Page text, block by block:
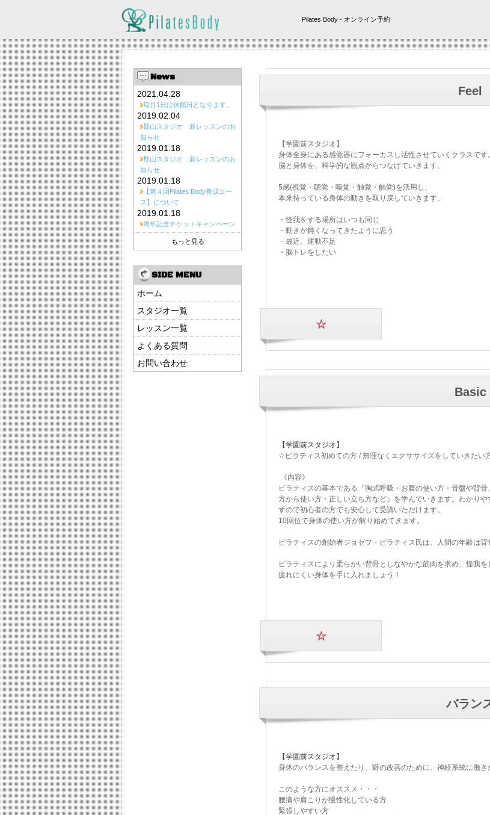
Pilates Body - オンライン予約
News
2021.04.28
毎月1日は休館日となります。
2019.02.04
郡山スタジオ 新レッスンのお
知らせ
2019.01.18
郡山スタジオ 新レッスンのお
知らせ
2019.01.18
【第４回Pilates Body養成コー
ス】について
2019.01.18
周年記念チケットキャンペーン
もっと見る
SIDE MENU
ホーム
スタジオ一覧
レッスン一覧
よくある質問
お問い合わせ
Feel
【学園前スタジオ】
身体全身にある感覚器にフォーカスし活性させていくクラスです
脳と身体を、科学的な観点からつなげていきます。
5感(視覚・聴覚・嗅覚・触覚・触覚)を活用し、
本来持っている身体の動きを取り戻していきます。
・怪我をする場所はいつも同じ
・動きが鈍くなってきたように思う
・最近、運動不足
・脳トレをしたい
☆
Basic
【学園前スタジオ】
☆ピラティス初めての方 / 無理なくエクササイズをしていきたい
《内容》
ピラティスの基本である『胸式呼吸・お腹の使い方・骨盤や背
方から使い方・正しい立ち方など』を学んでいきます。わかり
すので初心者の方でも安心して受講いただけます。
10回位で身体の使い方が解り始めてきます。
ピラティスの創始者ジョゼフ・ピラティス氏は、人間の年齢は
ピラティスにより柔らかい背骨としなやかな筋肉を求め、怪我を
疲れにくい身体を手に入れましょう！
☆
バラン
【学園前スタジオ】
身体のバランスを整えたり、癖の改善のために、神経系統に働き
​このような方にオススメ・・・
腰痛や肩こりが慢性化している方
緊張しやすい方​